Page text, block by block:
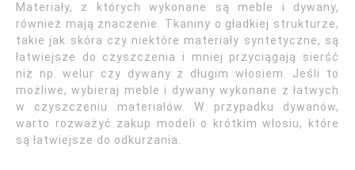
Materiały, z których wykonane są meble i dywany,
również mają znaczenie. Tkaniny o gładkiej strukturze,
takie jak skóra czy niektóre materiały syntetyczne, są
łatwiejsze do czyszczenia i mniej przyciągają sierść
niż np. welur czy dywany z długim włosiem. Jeśli to
możliwe, wybieraj meble i dywany wykonane z łatwych
w czyszczeniu materiałów. W przypadku dywanów,
warto rozważyć zakup modeli o krótkim włosiu, które
są łatwiejsze do odkurzania.